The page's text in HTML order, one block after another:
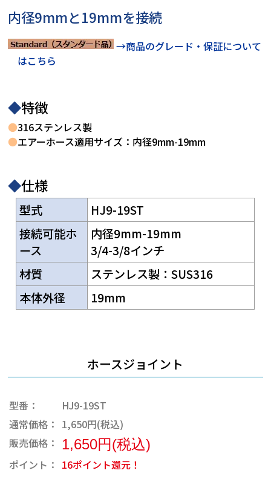
内径9mmと19mmを接続
→商品のグレード・保証について
はこちら
◆特徴
●316ステンレス製
●エアーホース適用サイズ：内径9mm-19mm
◆仕様
型式
HJ9-19ST
接続可能ホ
ース
内径9mm-19mm
3/4-3/8インチ
材質
ステンレス製：SUS316
本体外径
19mm
ホースジョイント
型番：
HJ9-19ST
通常価格： 1,650円(税込)
販売価格： 1,650円(税込)
ポイント： 16ポイント還元！